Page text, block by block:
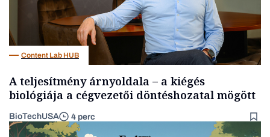
Content Lab HUB
A teljesítmény árnyoldala – a kiégés
biológiája a cégvezetői döntéshozatal mögött
BioTechUSA 4 perc